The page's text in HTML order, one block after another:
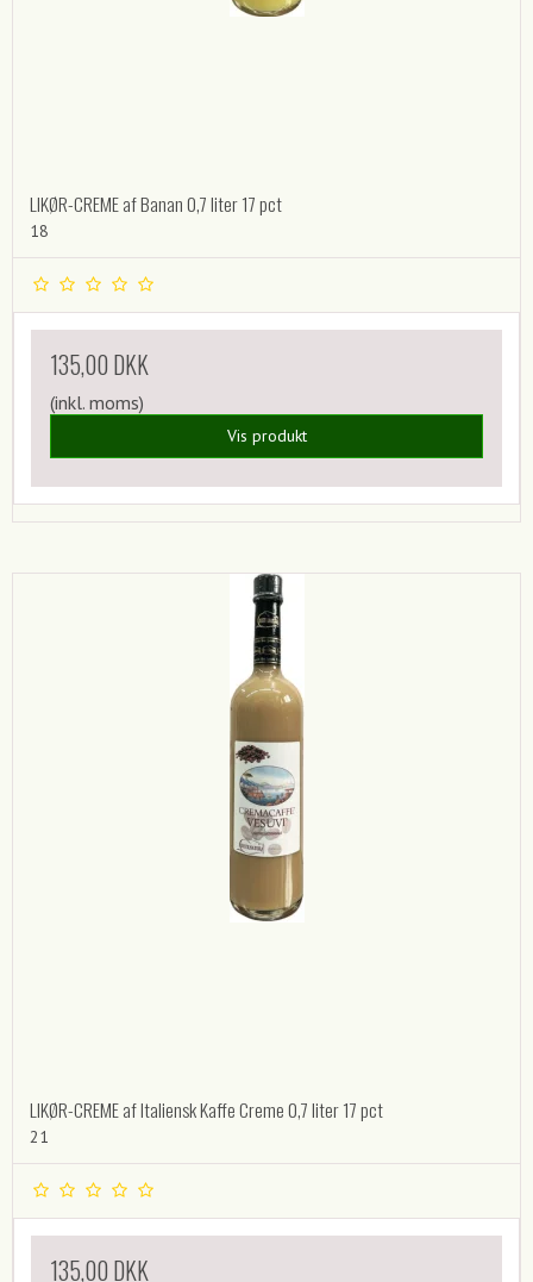
LIKØR-CREME af Banan 0,7 liter 17 pct
18
135,00 DKK
(inkl. moms)
Vis produkt
LIKØR-CREME af Italiensk Kaffe Creme 0,7 liter 17 pct
21
135,00 DKK